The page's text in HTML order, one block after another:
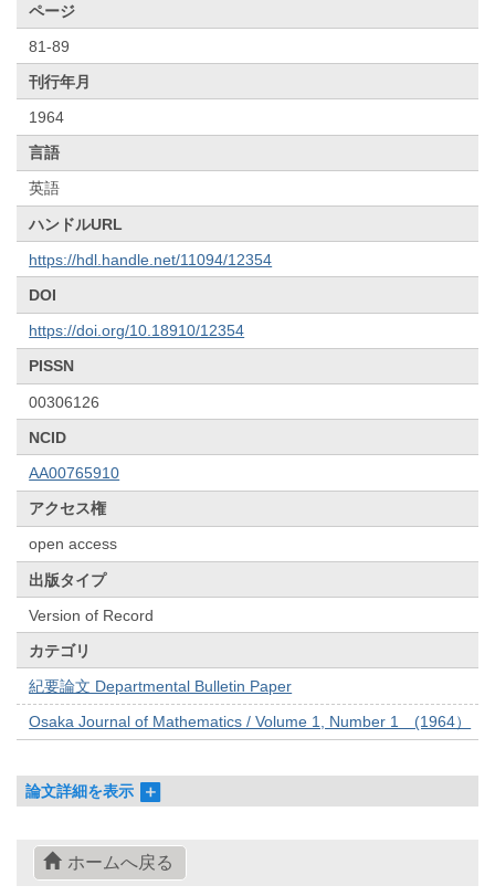
ページ
81-89
刊行年月
1964
言語
英語
ハンドルURL
https://hdl.handle.net/11094/12354
DOI
https://doi.org/10.18910/12354
PISSN
00306126
NCID
AA00765910
アクセス権
open access
出版タイプ
Version of Record
カテゴリ
紀要論文 Departmental Bulletin Paper
Osaka Journal of Mathematics / Volume 1, Number 1 (1964）
論文詳細を表示
ホームへ戻る